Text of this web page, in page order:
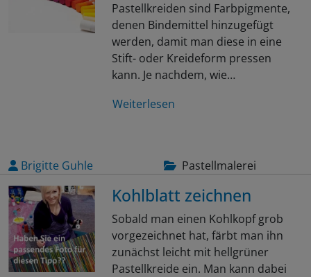
Pastellkreiden sind Farbpigmente,
denen Bindemittel hinzugefügt
werden, damit man diese in eine
Stift- oder Kreideform pressen
kann. Je nachdem, wie…
Weiterlesen
Brigitte Guhle Pastellmalerei
Kohlblatt zeichnen
Sobald man einen Kohlkopf grob
vorgezeichnet hat, färbt man ihn
zunächst leicht mit hellgrüner
Pastellkreide ein. Man kann dabei